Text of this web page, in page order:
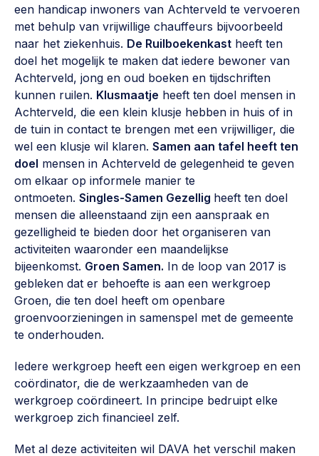
Meebeslissen
Uitdaagrecht, gemeenschapsfondsen, lokale democratie >
Samenwerken en lokale politiek
Lobbyen, invloed uitoefenen, maatschappelijke impact >
Omgevingswet en gebiedsontwikkeling
invoering omgevingswet, participatie,
gebiedsontwikkeling>
een handicap inwoners van Achterveld te vervoeren
met behulp van vrijwillige chauffeurs bijvoorbeeld
naar het ziekenhuis. De Ruilboekenkast heeft ten
doel het mogelijk te maken dat iedere bewoner van
Achterveld, jong en oud boeken en tijdschriften
kunnen ruilen. Klusmaatje heeft ten doel mensen in
Achterveld, die een klein klusje hebben in huis of in
de tuin in contact te brengen met een vrijwilliger, die
wel een klusje wil klaren. Samen aan tafel heeft ten
doel mensen in Achterveld de gelegenheid te geven
om elkaar op informele manier te
ontmoeten. Singles-Samen Gezellig heeft ten doel
mensen die alleenstaand zijn een aanspraak en
gezelligheid te bieden door het organiseren van
activiteiten waaronder een maandelijkse
bijeenkomst. Groen Samen. In de loop van 2017 is
gebleken dat er behoefte is aan een werkgroep
Groen, die ten doel heeft om openbare
groenvoorzieningen in samenspel met de gemeente
te onderhouden.
Iedere werkgroep heeft een eigen werkgroep en een
coördinator, die de werkzaamheden van de
werkgroep coördineert. In principe bedruipt elke
werkgroep zich financieel zelf.
Met al deze activiteiten wil DAVA het verschil maken